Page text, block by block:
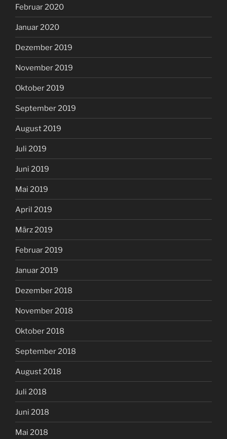
Februar 2020
Januar 2020
Dezember 2019
November 2019
Oktober 2019
September 2019
August 2019
Juli 2019
Juni 2019
Mai 2019
April 2019
März 2019
Februar 2019
Januar 2019
Dezember 2018
November 2018
Oktober 2018
September 2018
August 2018
Juli 2018
Juni 2018
Mai 2018